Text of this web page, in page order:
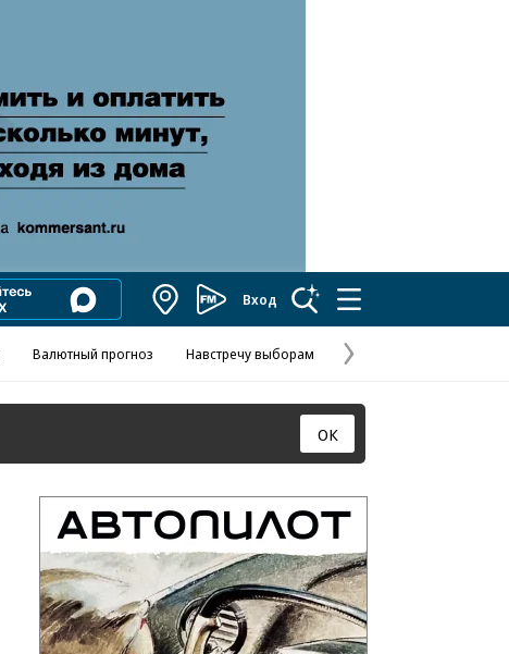
КоммерсантъВход
Валютный прогноз Навстречу выборам
Следующая
страница
ОК